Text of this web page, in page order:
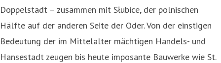
Doppelstadt – zusammen mit Słubice, der polnischen
Hälfte auf der anderen Seite der Oder. Von der einstigen
Bedeutung der im Mittelalter mächtigen Handels- und
Hansestadt zeugen bis heute imposante Bauwerke wie St.